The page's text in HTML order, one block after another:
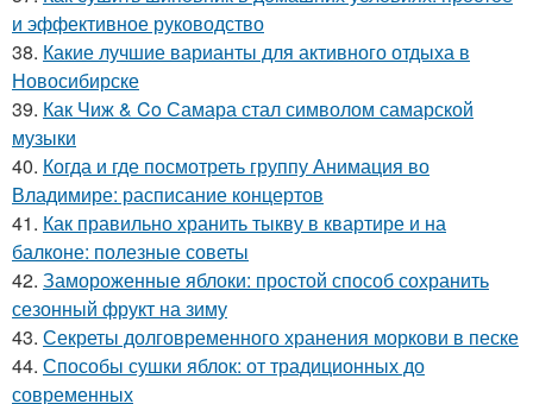
и эффективное руководство
38. Какие лучшие варианты для активного отдыха в
Новосибирске
39. Как Чиж & Co Самара стал символом самарской
музыки
40. Когда и где посмотреть группу Анимация во
Владимире: расписание концертов
41. Как правильно хранить тыкву в квартире и на
балконе: полезные советы
42. Замороженные яблоки: простой способ сохранить
сезонный фрукт на зиму
43. Секреты долговременного хранения моркови в песке
44. Способы сушки яблок: от традиционных до
современных